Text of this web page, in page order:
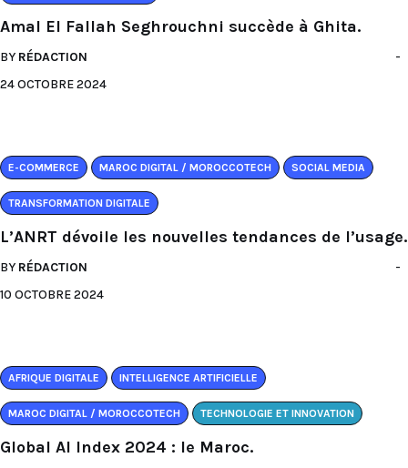
Amal El Fallah Seghrouchni succède à Ghita.
BY RÉDACTION
24 OCTOBRE 2024
E-COMMERCE MAROC DIGITAL / MOROCCOTECH SOCIAL MEDIA
TRANSFORMATION DIGITALE
L’ANRT dévoile les nouvelles tendances de l’usage.
BY RÉDACTION
10 OCTOBRE 2024
AFRIQUE DIGITALE INTELLIGENCE ARTIFICIELLE
MAROC DIGITAL / MOROCCOTECH TECHNOLOGIE ET INNOVATION
Global AI Index 2024 : le Maroc.